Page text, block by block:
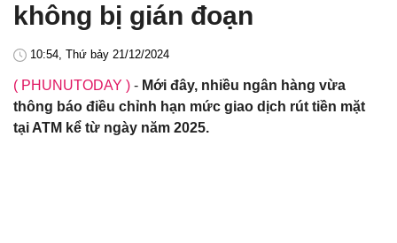
không bị gián đoạn
10:54, Thứ bảy 21/12/2024
( PHUNUTODAY ) - Mới đây, nhiều ngân hàng vừa
thông báo điều chỉnh hạn mức giao dịch rút tiền mặt
tại ATM kể từ ngày năm 2025.